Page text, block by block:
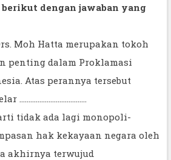
dengan jawaban yang
Moh Hatta merupakan tokoh
penting dalam Proklamasi
Atas perannya tersebut
……………………………….
tidak ada lagi monopoli-
hak kekayaan negara oleh
akhirnya terwujud